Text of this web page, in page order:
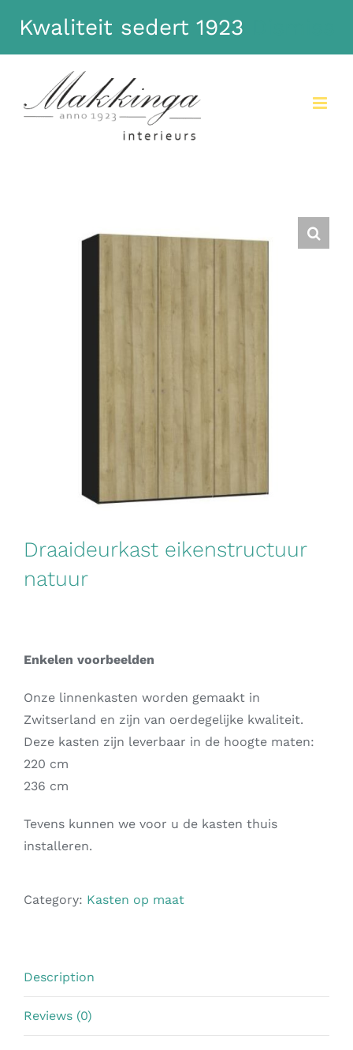
Draaideurkast eikenstructuur
natuur
Enkelen voorbeelden
Onze linnenkasten worden gemaakt in
Zwitserland en zijn van oerdegelijke kwaliteit.
Deze kasten zijn leverbaar in de hoogte maten:
220 cm
236 cm
Tevens kunnen we voor u de kasten thuis
installeren.
Category: Kasten op maat
Description
Reviews (0)
Kwaliteit sedert 1923